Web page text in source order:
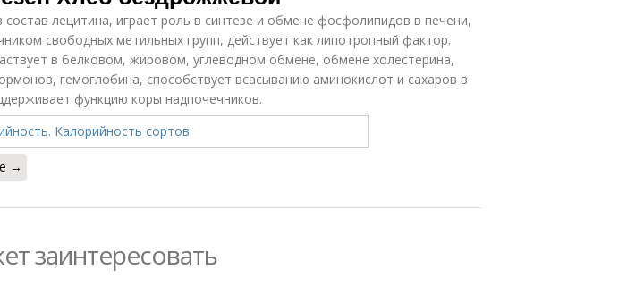
состав лецитина, играет роль в синтезе и обмене фосфолипидов в печени,
свободных метильных групп, действует как липотропный фактор.
в белковом, жировом, углеводном обмене, обмене холестерина,
гемоглобина, способствует всасыванию аминокислот и сахаров в
функцию коры надпочечников.
→
заинтересовать